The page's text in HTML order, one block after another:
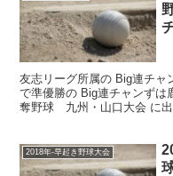
友志リーグ所属の Big連チャ
で準優勝の Big連チャンずは
奪野球 九州・山口大会 に出
2018年-早起き野球大会